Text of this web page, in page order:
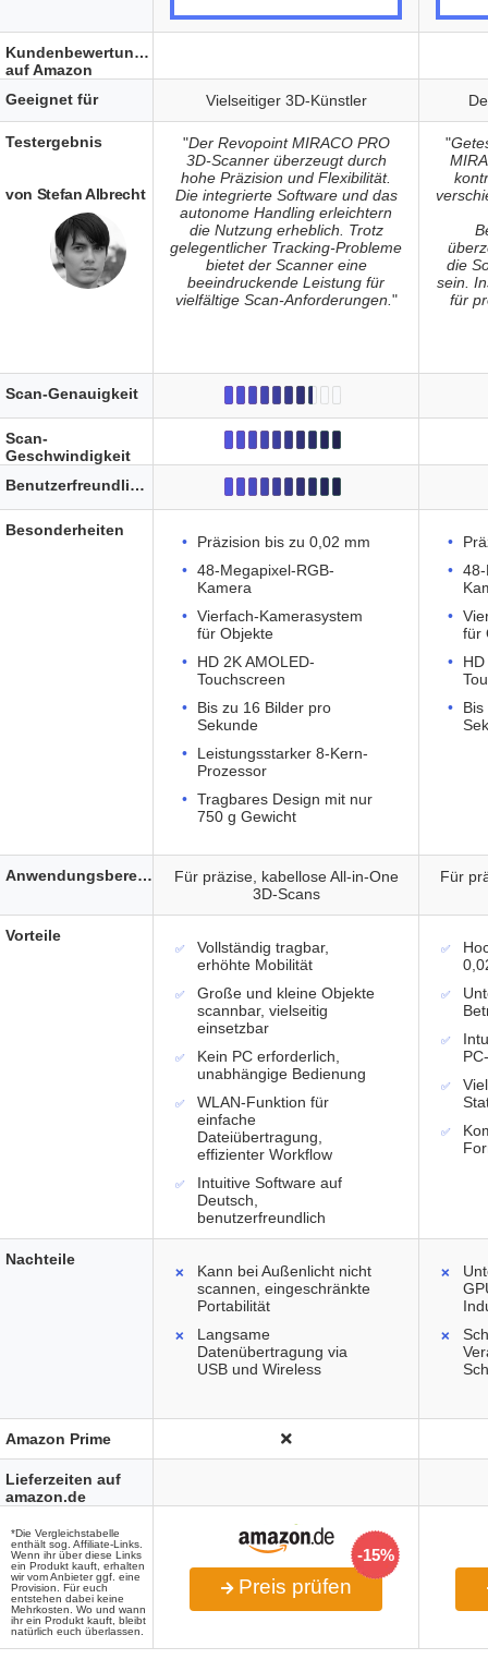
Vielseitiger 3D-Künstler
"Der Revopoint MIRACO PRO
3D-Scanner überzeugt durch
hohe Präzision und Flexibilität.
Die integrierte Software und das
autonome Handling erleichtern
die Nutzung erheblich. Trotz
gelegentlicher Tracking-Probleme
bietet der Scanner eine
beeindruckende Leistung für
vielfältige Scan-Anforderungen. "
"
die
sein.
für
Präzision bis zu 0,02 mm
48-Megapixel-RGB-
Kamera
Vierfach-Kamerasystem
für Objekte
HD 2K AMOLED-
Touchscreen
Bis zu 16 Bilder pro
Sekunde
Leistungsstarker 8-Kern-
Prozessor
Tragbares Design mit nur
750 g Gewicht
für
Für präzise, kabellose All-in-One
3D-Scans
Für
Vollständig tragbar,
erhöhte Mobilität
Große und kleine Objekte
scannbar, vielseitig
einsetzbar
Kein PC erforderlich,
unabhängige Bedienung
WLAN-Funktion für
einfache
Dateiübertragung,
effizienter Workflow
Intuitive Software auf
Deutsch,
benutzerfreundlich
Kann bei Außenlicht nicht
scannen, eingeschränkte
Portabilität
Langsame
Datenübertragung via
USB und Wireless
-15%
Preis prüfen
Kundenbewertungen
auf Amazon
Geeignet für
Testergebnis
von Stefan Albrecht
Scan-Genauigkeit
Scan-
Geschwindigkeit
Benutzerfreundlichkeit
Besonderheiten
Anwendungsbereich
Vorteile
Nachteile
Amazon Prime
Lieferzeiten auf
amazon.de
*Die Vergleichstabelle
enthält sog. Affiliate-Links.
Wenn ihr über diese Links
ein Produkt kauft, erhalten
wir vom Anbieter ggf. eine
Provision. Für euch
entstehen dabei keine
Mehrkosten. Wo und wann
ihr ein Produkt kauft, bleibt
natürlich euch überlassen.